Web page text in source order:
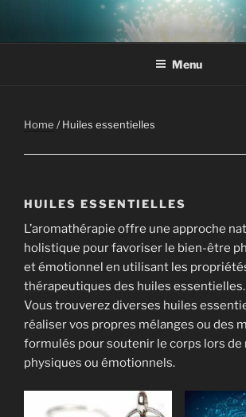
contenu
Menu
Home / Huiles essentielles
HUILES ESSENTIELLES
L’aromathérapie offre une approche
holistique pour favoriser le bien-être
et émotionnel en utilisant les
thérapeutiques des huiles essentielles.
Vous trouverez diverses huiles
réaliser vos propres mélanges ou des
formulés pour soutenir le corps lors de
physiques ou émotionnels.